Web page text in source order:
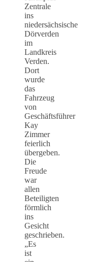
Zentrale
ins
niedersächsische
Dörverden
im
Landkreis
Verden.
Dort
wurde
das
Fahrzeug
von
Geschäftsführer
Kay
Zimmer
feierlich
übergeben.
Die
Freude
war
allen
Beteiligten
förmlich
ins
Gesicht
geschrieben.
„Es
ist